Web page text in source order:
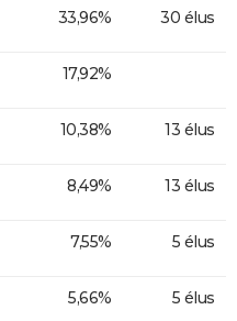
33,96% 30 élus
17,92%
10,38% 13 élus
8,49% 13 élus
7,55% 5 élus
5,66% 5 élus